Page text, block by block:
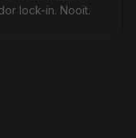
lock-in. Nooit.